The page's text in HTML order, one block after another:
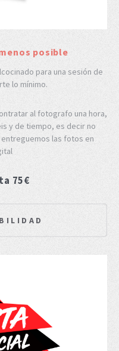
posible
para una sesión de
lo mínimo.
al fotografo una hora,
y de tiempo, es decir no
las fotos en
75€